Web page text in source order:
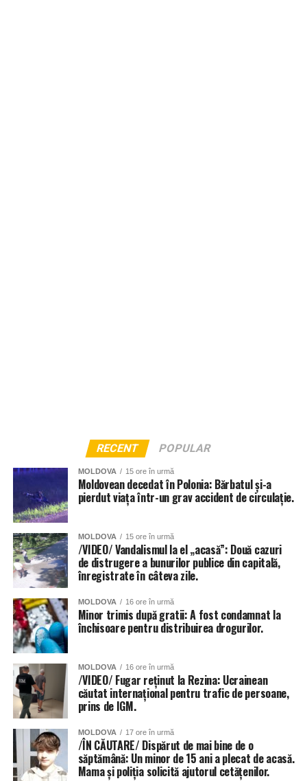
RECENT POPULAR
MOLDOVA 15 ore în urmă
Moldovean decedat în Polonia: Bărbatul și-a
pierdut viața într-un grav accident de circulație.
MOLDOVA 15 ore în urmă
/VIDEO/ Vandalismul la el „acasă”: Două cazuri
de distrugere a bunurilor publice din capitală,
înregistrate în câteva zile.
MOLDOVA 16 ore în urmă
Minor trimis după gratii: A fost condamnat la
închisoare pentru distribuirea drogurilor.
MOLDOVA 16 ore în urmă
/VIDEO/ Fugar reținut la Rezina: Ucrainean
căutat internațional pentru trafic de persoane,
prins de IGM.
MOLDOVA 17 ore în urmă
/ÎN CĂUTARE/ Dispărut de mai bine de o
săptămână: Un minor de 15 ani a plecat de acasă.
Mama și poliția solicită ajutorul cetățenilor.